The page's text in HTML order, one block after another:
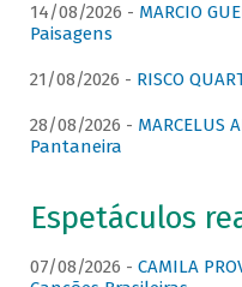
14/08/2026 - MARCIO
Paisagens
21/08/2026 - RISCO
28/08/2026 - MARCELUS
Pantaneira
Espetáculos
07/08/2026 - CAMILA